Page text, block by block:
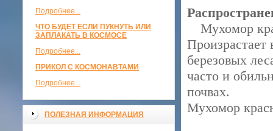
Подробнее...
ЧТО БУДЕТ ЕСЛИ ПУКНУТЬ ИЛИ
ЗАПЛАКАТЬ В КОСМОСЕ
Подробнее...
ПРИКОЛ С КОСМОНАВТАМИ
Подробнее...
ПОЛЕЗНАЯ ИНФОРМАЦИЯ
Мухомор
березовых
часто и
почвах.
Мухомор